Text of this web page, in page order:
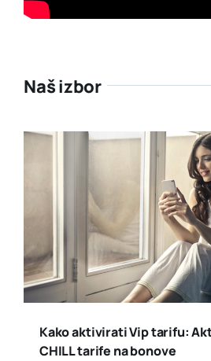
Naš izbor
Kako aktivirati Vip tarifu:
CHILL tarife na bonove